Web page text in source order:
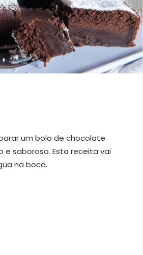
um bolo de chocolate
e saboroso. Esta receita vai
na boca.